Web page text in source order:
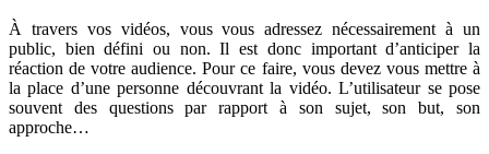
À travers vos vidéos, vous vous adressez nécessairement à un
public, bien défini ou non. Il est donc important d’anticiper la
réaction de votre audience. Pour ce faire, vous devez vous mettre à
la place d’une personne découvrant la vidéo. L’utilisateur se pose
souvent des questions par rapport à son sujet, son but, son
approche…